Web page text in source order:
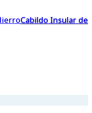
Cabildo Insular de